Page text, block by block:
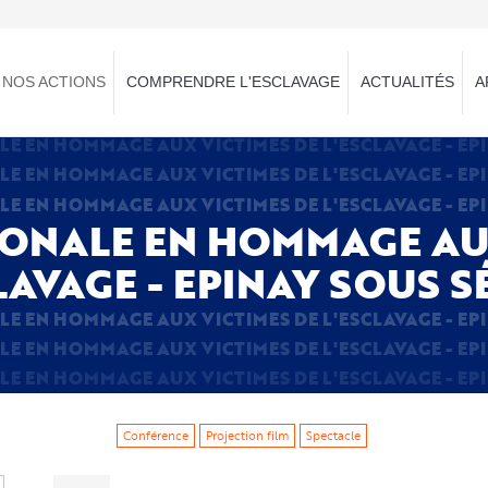
NOS ACTIONS COMPRENDRE L'ESCLAVAGE ACTUALITÉS
EN HOMMAGE AUX VICTIMES DE L'ESCLAVAGE -
EN HOMMAGE AUX VICTIMES DE L'ESCLAVAGE -
EN HOMMAGE AUX VICTIMES DE L'ESCLAVAGE -
EN HOMMAGE
- EPINAY SOUS
EN HOMMAGE AUX VICTIMES DE L'ESCLAVAGE -
EN HOMMAGE AUX VICTIMES DE L'ESCLAVAGE -
EN HOMMAGE AUX VICTIMES DE L'ESCLAVAGE -
Conférence Projection film Spectacle